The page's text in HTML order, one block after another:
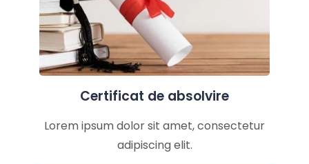
Certificat de absolvire
Lorem ipsum dolor sit amet, consectetur
adipiscing elit.